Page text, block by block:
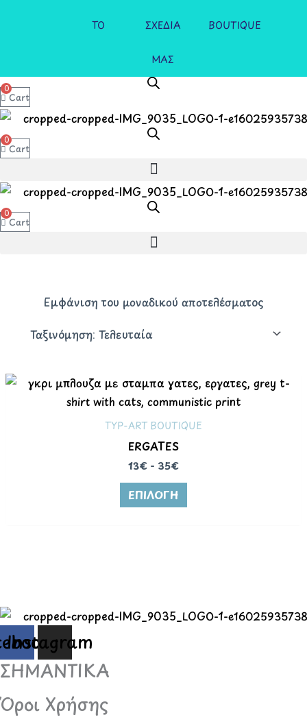
ΤΟ ΣΧΕΔΙΑ
ΜΑΣ
BOUTIQUE
0
Cart
0
Cart
0
Cart
Εμφάνιση του μοναδικού αποτελέσματος
TYP-ART BOUTIQUE
ERGATES
13€ - 35€
ΕΠΙΛΟΓΉ
Instagram
ΣΗΜΑΝΤΙΚΑ
Όροι Χρήσης